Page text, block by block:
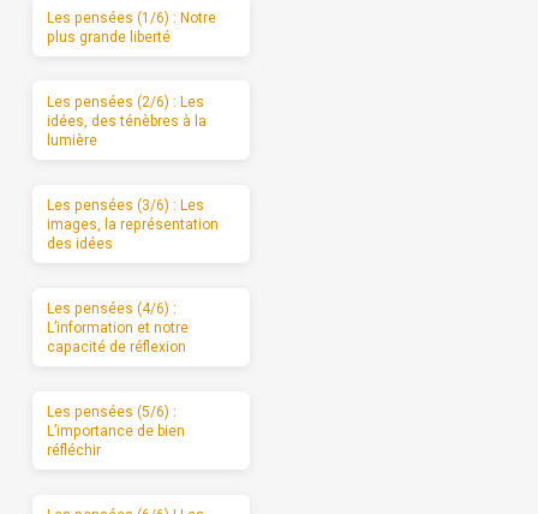
Les pensées (1/6) : Notre
plus grande liberté
Les pensées (2/6) : Les
idées, des ténèbres à la
lumière
Les pensées (3/6) : Les
images, la représentation
des idées
Les pensées (4/6) :
L’information et notre
capacité de réflexion
Les pensées (5/6) :
L’importance de bien
réfléchir